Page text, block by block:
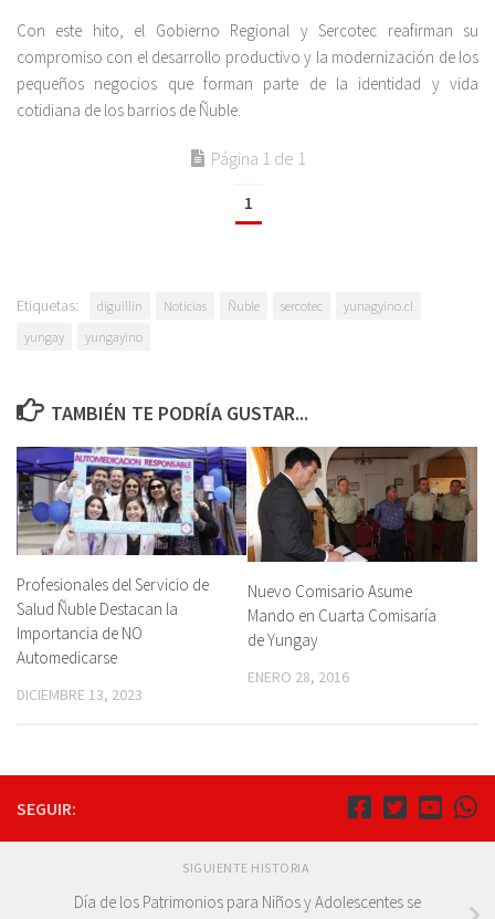
Con este hito, el Gobierno Regional y Sercotec reafirman su
compromiso con el desarrollo productivo y la modernización de los
pequeños negocios que forman parte de la identidad y vida
cotidiana de los barrios de Ñuble.
Página 1 de 1
1
Etiquetas: diguillin Noticias Ñuble sercotec
yunagyino.cl
yungay
yungayino
TAMBIÉN TE PODRÍA GUSTAR...
Profesionales del Servicio de
Salud Ñuble Destacan la
Importancia de NO
Automedicarse
DICIEMBRE 13, 2023
Nuevo Comisario Asume
Mando en Cuarta Comisaría
de Yungay
ENERO 28, 2016
SEGUIR:
SIGUIENTE HISTORIA
Día de los Patrimonios para Niños y Adolescentes se